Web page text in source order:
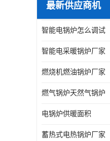
最新供应商机
智能电锅炉怎么调试
智能电采暖锅炉厂家
燃烧机燃油锅炉厂家
燃气锅炉天然气锅炉
电锅炉供暖面积
蓄热式电热锅炉厂家